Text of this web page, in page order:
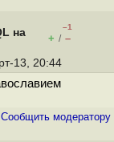
на
–1
+ / –
13, 20:44
Cообщить модератору